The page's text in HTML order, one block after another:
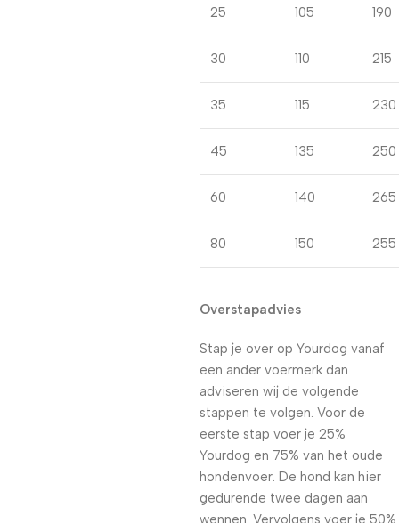
25 105 190
30 110 215
35 115 230
45 135 250
60 140 265
80 150 255
Overstapadvies
Stap je over op Yourdog vanaf
een ander voermerk dan
adviseren wij de volgende
stappen te volgen. Voor de
eerste stap voer je 25%
Yourdog en 75% van het oude
hondenvoer. De hond kan hier
gedurende twee dagen aan
wennen. Vervolgens voer je 50%